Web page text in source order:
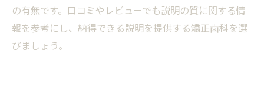
の有無です。口コミやレビューでも説明の質に関する情
報を参考にし、納得できる説明を提供する矯正歯科を選
びましょう。